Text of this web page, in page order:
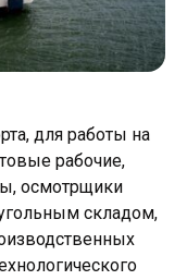
для работы на
рабочие,
осмотрщики
складом,